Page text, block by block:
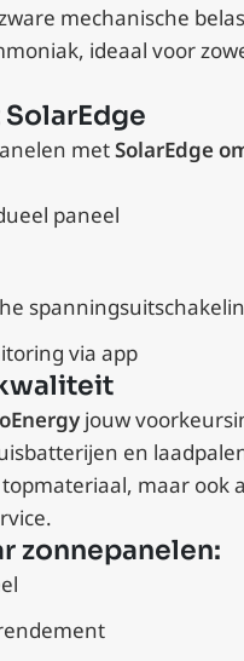
mechanische
ideaal voor
metSolarEdge
paneel
via app
jouw
en
maar ook
zonnepanelen: